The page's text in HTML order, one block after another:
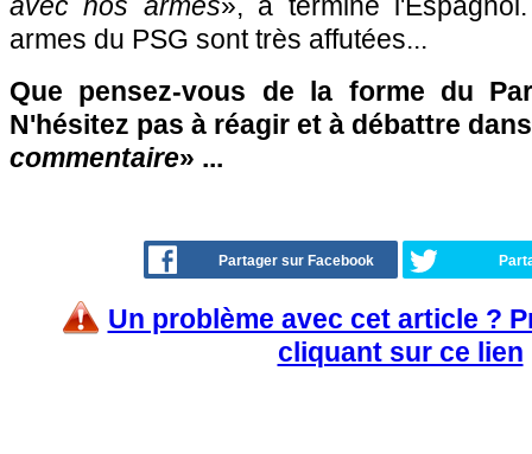
armes du PSG sont très affutées...
Que pensez-vous de la forme du
N'hésitez pas à réagir et à débattre
commentaire» ...
Partager sur Facebook
Un problème avec cet article ?
cliquant sur ce lien